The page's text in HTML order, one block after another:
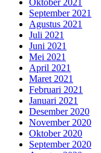
September 2021
Agustus 2021
Juli 2021
Juni 2021
Mei 2021
April 2021
Maret 2021
Februari 2021
Januari 2021
Desember 2020
November 2020
Oktober 2020
September 2020